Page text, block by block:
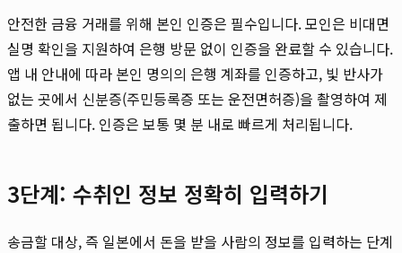
안전한 금융 거래를 위해 본인 인증은 필수입니다. 모인은 비대면
실명 확인을 지원하여 은행 방문 없이 인증을 완료할 수 있습니다.
앱 내 안내에 따라 본인 명의의 은행 계좌를 인증하고, 빛 반사가
없는 곳에서 신분증(주민등록증 또는 운전면허증)을 촬영하여 제
출하면 됩니다. 인증은 보통 몇 분 내로 빠르게 처리됩니다.
3단계: 수취인 정보 정확히 입력하기
송금할 대상, 즉 일본에서 돈을 받을 사람의 정보를 입력하는 단계